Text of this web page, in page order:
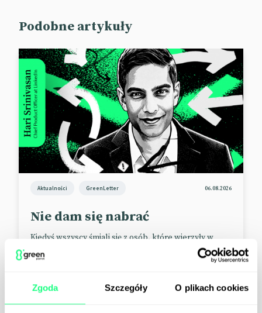
Zgoda Szczegóły O plikach cookies
Podobne artykuły
Aktualności GreenLetter 06.08.2026
Nie dam się nabrać
Kiedyś wszyscy śmiali się z osób, które wierzyły w
kiepsko wygenerowane AI filmiki. Teraz nikt z nas nie
jest w stanie rozpoznać AI ze stuprocentową
nabrać”, w dużej mierze z nami zostało. Oczywiście